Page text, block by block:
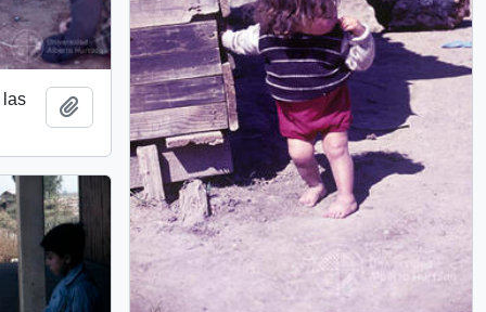
las
Add to clipboard